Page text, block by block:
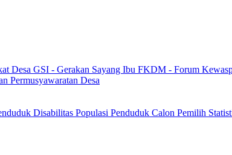
Desa GSI - Gerakan Sayang Ibu FKDM - Forum
Permusyawaratan Desa
Disabilitas Populasi Penduduk Calon Pemilih